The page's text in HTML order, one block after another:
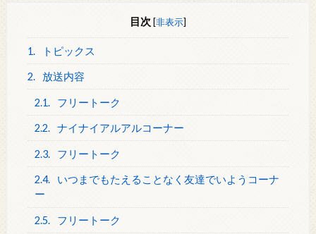
目次 [非表示]
1. トピックス
2. 放送内容
2.1. フリートーク
2.2. ナイナイアルアルコーナー
2.3. フリートーク
2.4.
いつまでもたえることなく友達でいようコーナ
ー
2.5. フリートーク